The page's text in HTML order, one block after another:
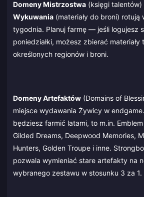
Domeny Mistrzostwa (księgi talentów)
Wykuwania (materiały do broni) rotują
tygodnia. Planuj farmę — jeśli logujesz
poniedziałki, możesz zbierać materiały
określonych regionów i broni.
Domeny Artefaktów (Domains of
miejsce wydawania Żywicy w
będziesz farmić latami, to m.in.
Gilded Dreams, Deepwood Memories,
Hunters, Golden Troupe i inne.
pozwala wymieniać stare artefakty na
wybranego zestawu w stosunku 3 za 1.